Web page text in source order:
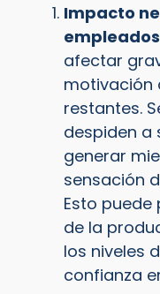
Impacto
empleados
afectar
motivación
restantes.
despiden a
generar
sensación
Esto
de la
los niveles
confianza